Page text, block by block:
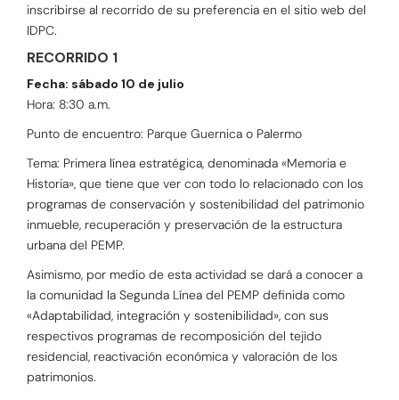
inscribirse al recorrido de su preferencia en el sitio web del
IDPC.
RECORRIDO 1
Fecha: sábado 10 de julio
Hora: 8:30 a.m.
Punto de encuentro: Parque Guernica o Palermo
Tema: Primera línea estratégica, denominada «Memoria e
Historia», que tiene que ver con todo lo relacionado con los
programas de conservación y sostenibilidad del patrimonio
inmueble, recuperación y preservación de la estructura
urbana del PEMP.
Asimismo, por medio de esta actividad se dará a conocer a
la comunidad la Segunda Línea del PEMP definida como
«Adaptabilidad, integración y sostenibilidad», con sus
respectivos programas de recomposición del tejido
residencial, reactivación económica y valoración de los
patrimonios.